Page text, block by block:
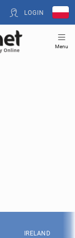
LOGIN
Menu
IRELAND